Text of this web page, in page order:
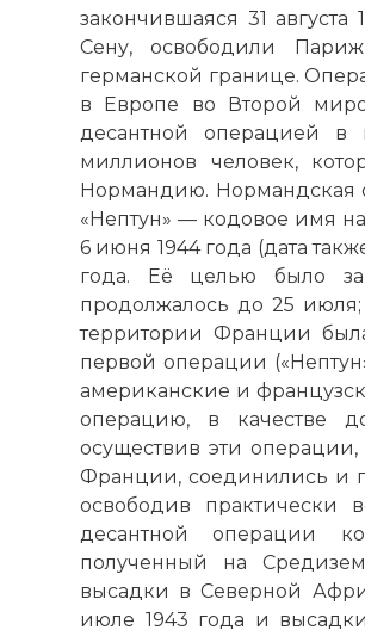
закончившаяся 31
Сену, освободили
германской границе.
в Европе во Второй
десантной операцией
миллионов человек,
Нормандию. Нормандская
«Нептун» — кодовое имя
6 июня 1944 года (дата
года. Её целью было
продолжалось до 25
территории Франции
первой операции
американские и
операцию, в качестве
осуществив эти
Франции, соединились и
освободив
десантной операции
полученный на
высадки в Северной
июле 1943 года и